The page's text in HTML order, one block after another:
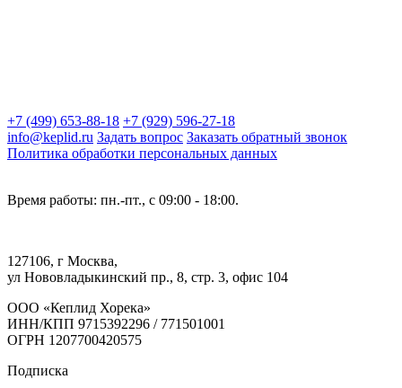
+7 (499) 653-88-18 +7 (929) 596-27-18
info@keplid.ru Задать вопрос Заказать обратный звонок
Политика обработки персональных данных
Время работы: пн.-пт., с 09:00 - 18:00.
127106, г Москва,
ул Нововладыкинский пр., 8, стр. 3, офис 104
ООО «Кеплид Хорека»
ИНН/КПП 9715392296 / 771501001
ОГРН 1207700420575
Подписка